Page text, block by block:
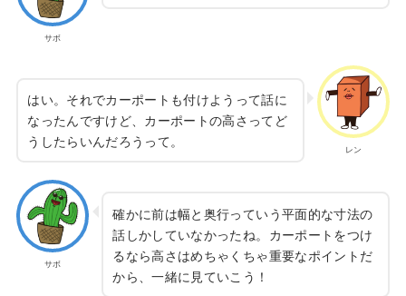
サボ
レン
はい。それでカーポートも付けようって話に
なったんですけど、カーポートの高さってど
うしたらいんだろうって。
サボ
確かに前は幅と奥行っていう平面的な寸法の
話しかしていなかったね。カーポートをつけ
るなら高さはめちゃくちゃ重要なポイントだ
から、一緒に見ていこう！